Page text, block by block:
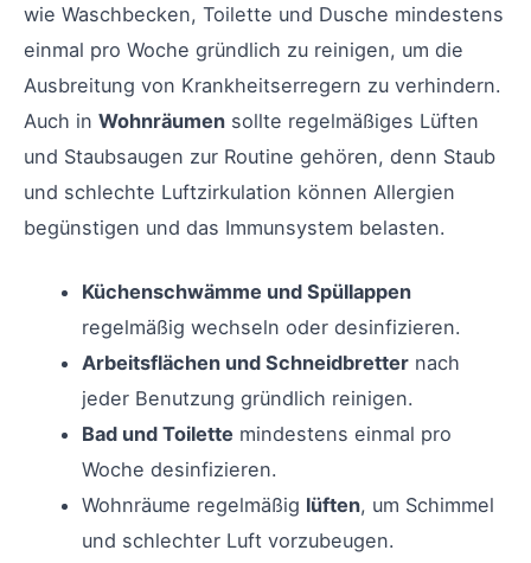
wie Waschbecken, Toilette und Dusche mindestens
einmal pro Woche gründlich zu reinigen, um die
Ausbreitung von Krankheitserregern zu verhindern.
Auch in Wohnräumen sollte regelmäßiges Lüften
und Staubsaugen zur Routine gehören, denn Staub
und schlechte Luftzirkulation können Allergien
begünstigen und das Immunsystem belasten.
Küchenschwämme und Spüllappen
regelmäßig wechseln oder desinfizieren.
Arbeitsflächen und Schneidbretternach
jeder Benutzung gründlich reinigen.
Bad und Toilette mindestens einmal pro
Woche desinfizieren.
Wohnräume regelmäßig lüften, um Schimmel
und schlechter Luft vorzubeugen.